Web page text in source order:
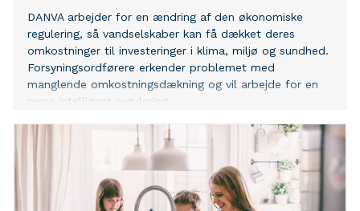
DANVA arbejder for en ændring af den økonomiske
regulering, så vandselskaber kan få dækket deres
omkostninger til investeringer i klima, miljø og sundhed.
Forsyningsordførere erkender problemet med
manglende omkostningsdækning og vil arbejde for en
mere intelligent regulering.